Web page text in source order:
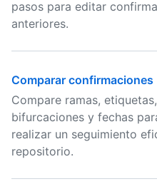
pasos para editar
anteriores.
Comparar confirmaciones
Compare ramas,
bifurcaciones y fechas
realizar un seguimiento
repositorio.